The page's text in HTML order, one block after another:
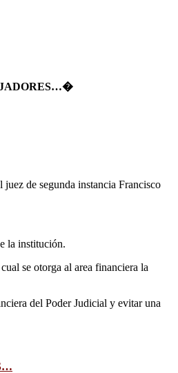
de segunda instancia Francisco
la institución.
se otorga al area financiera la
del Poder Judicial y evitar una